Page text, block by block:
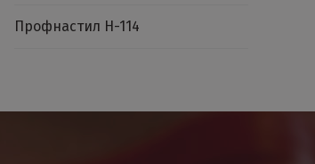
Профнастил Н-114